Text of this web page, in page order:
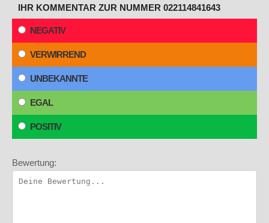
IHR KOMMENTAR ZUR NUMMER 022114841643
NEGATIV
VERWIRREND
UNBEKANNTE
EGAL
POSITIV
Bewertung: